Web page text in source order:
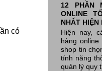
có
12 PHẦN
ONLINE
NHẤT HIỆN
Hiện nay,
hàng
shop tin
tính năng
quản lý quy